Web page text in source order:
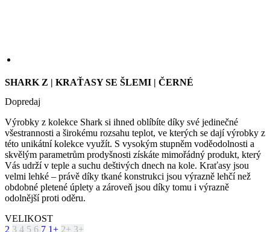
všestrannosti a širokému rozsahu teplot, ve kterých se dají výrobky z
skvělým parametrům prodyšnosti získáte mimořádný produkt, který
velmi lehké – právě díky tkané konstrukci jsou výrazně lehčí než
obdobné pletené úplety a zároveň jsou díky tomu i výrazně
odolnější proti oděru.
VELIKOST
2 3 4 5 6 7 1+ 2+ 3+
tabulka velikostí
Produkt není skladem